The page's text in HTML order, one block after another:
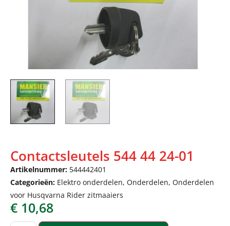
Contactsleutels 544 44 24-01
Artikelnummer: 544442401
Categorieën: Elektro onderdelen, Onderdelen, Onderdelen
voor Husqvarna Rider zitmaaiers
€ 10,68